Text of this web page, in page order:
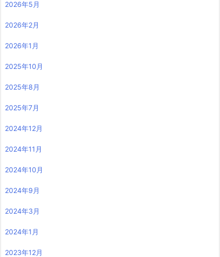
2026年5月
2026年2月
2026年1月
2025年10月
2025年8月
2025年7月
2024年12月
2024年11月
2024年10月
2024年9月
2024年3月
2024年1月
2023年12月